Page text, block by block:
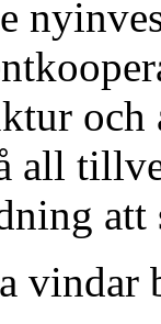
och
all
vindar